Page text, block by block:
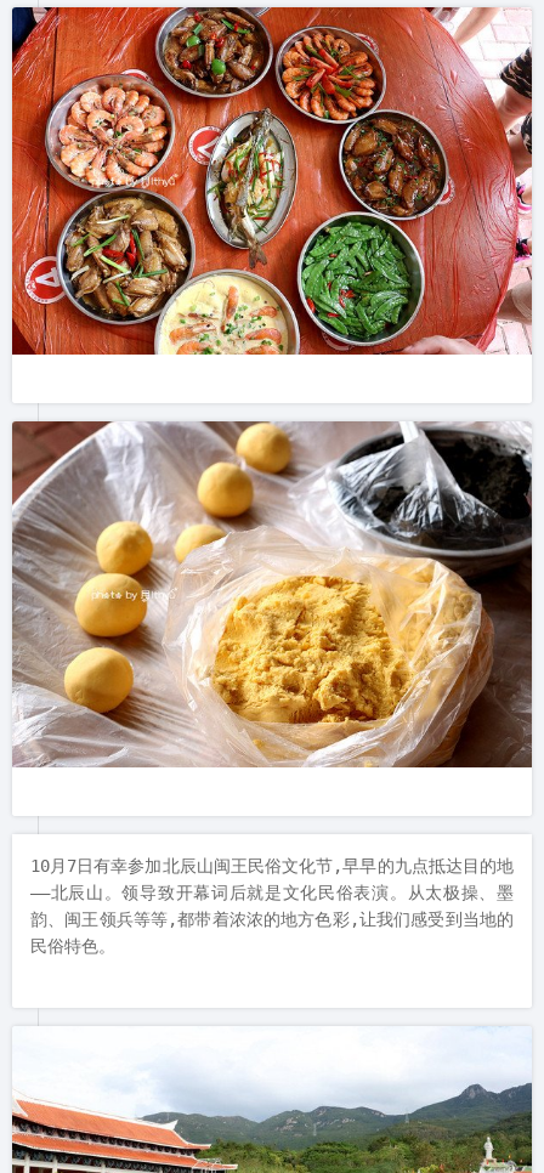
10月7日有幸参加北辰山闽王民俗文化节,早早的九点抵达目的地
——北辰山。领导致开幕词后就是文化民俗表演。从太极操、墨
韵、闽王领兵等等,都带着浓浓的地方色彩,让我们感受到当地的